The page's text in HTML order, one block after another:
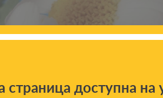
страница доступна